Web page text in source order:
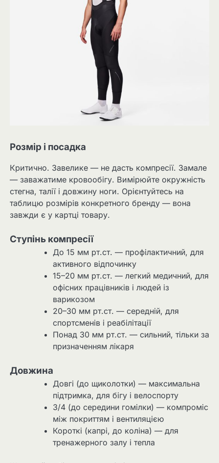
Розмір і посадка
Критично. Завелике — не дасть компресії. Замале
— заважатиме кровообігу. Вимірюйте окружність
стегна, талії і довжину ноги. Орієнтуйтесь на
таблицю розмірів конкретного бренду — вона
завжди є у картці товару.
Ступінь компресії
До 15 мм рт.ст. — профілактичний, для
активного відпочинку
15–20 мм рт.ст. — легкий медичний, для
офісних працівників і людей із
варикозом
20–30 мм рт.ст. — середній, для
спортсменів і реабілітації
Понад 30 мм рт.ст. — сильний, тільки за
призначенням лікаря
Довжина
Довгі (до щиколотки) — максимальна
підтримка, для бігу і велоспорту
3/4 (до середини гомілки) — компроміс
між покриттям і вентиляцією
Короткі (капрі, до коліна) — для
тренажерного залу і тепла